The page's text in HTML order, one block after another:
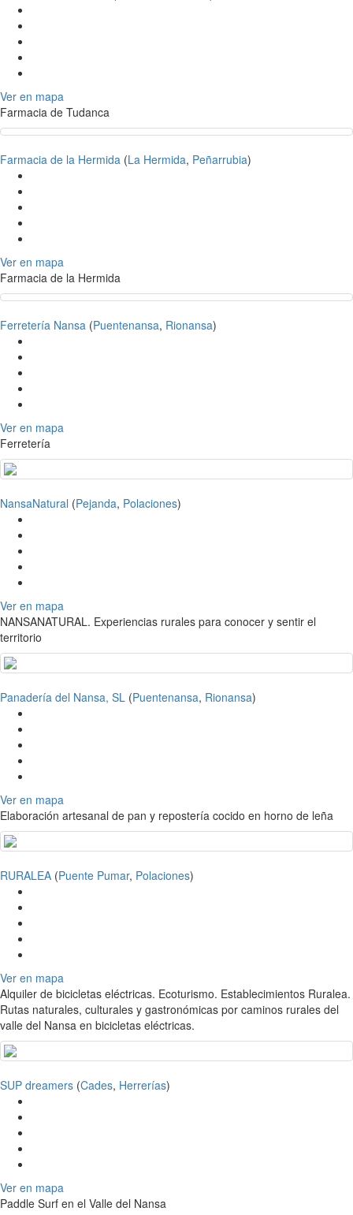
Ver en mapa
Farmacia de Tudanca
Farmacia de la Hermida (La Hermida, Peñarrubia)
Ver en mapa
Farmacia de la Hermida
Ferretería Nansa (Puentenansa, Rionansa)
Ver en mapa
Ferretería
NansaNatural (Pejanda, Polaciones)
Ver en mapa
NANSANATURAL. Experiencias rurales para conocer y sentir el
territorio
Panadería del Nansa, SL (Puentenansa, Rionansa)
Ver en mapa
Elaboración artesanal de pan y repostería cocido en horno de leña
RURALEA (Puente Pumar, Polaciones)
Ver en mapa
Alquiler de bicicletas eléctricas. Ecoturismo. Establecimientos Ruralea.
Rutas naturales, culturales y gastronómicas por caminos rurales del
valle del Nansa en bicicletas eléctricas.
SUP dreamers (Cades, Herrerías)
Ver en mapa
Paddle Surf en el Valle del Nansa